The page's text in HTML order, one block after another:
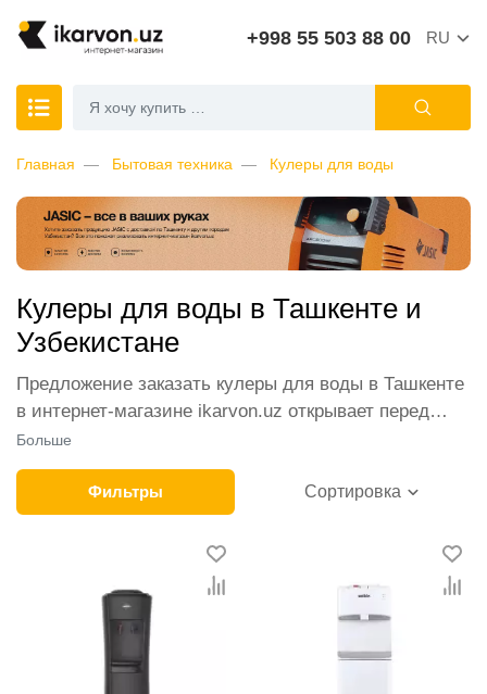
+998 55 503 88 00 RU
Главная Бытовая техника Кулеры для воды
Кулеры для воды в Ташкенте и
Узбекистане
Предложение заказать кулеры для воды в Ташкенте
в интернет-магазине ikarvon.uz открывает перед
покупателями самые широкие возможности. В
каталоге представлены лучшие модели от ведущих
производителей бытовой техники. У нас можно
выбрать удобный способ оплаты и приобрести
диспенсеры для воды оптом с доставкой во все
регионы Узбекистана. На сайте часто проводятся
акции, позволяющие сократить затраты
покупателей. При этом компания и без того
предлагает минимальные для Ташкента цены на
кулеры. К преимуществам сервиса также относятся
Больше
Фильтры Сортировка